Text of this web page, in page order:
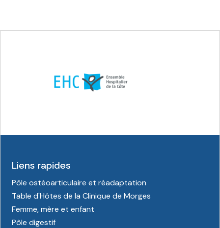
Liens rapides
Pôle ostéoarticulaire et réadaptation
Table d'Hôtes de la Clinique de Morges
Femme, mère et enfant
Pôle digestif